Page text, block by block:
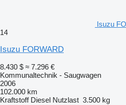
Isuzu
14
Isuzu FORWARD
8.430 $ ≈ 7.296 €
Kommunaltechnik - Saugwagen
2006
102.000 km
Kraftstoff Diesel Nutzlast 3.500 kg